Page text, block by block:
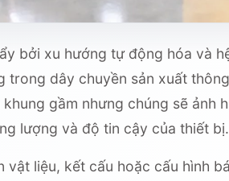
bởi xu hướng tự động hóa và
trong dây chuyền sản xuất
khung gầm nhưng chúng sẽ
lượng và độ tin cậy của thiết bị.
vật liệu, kết cấu hoặc cấu hình